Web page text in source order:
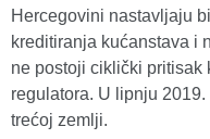
Hercegovini nastavljaju
kreditiranja kućanstava i
ne postoji ciklički pritisak
regulatora. U lipnju
trećoj zemlji.